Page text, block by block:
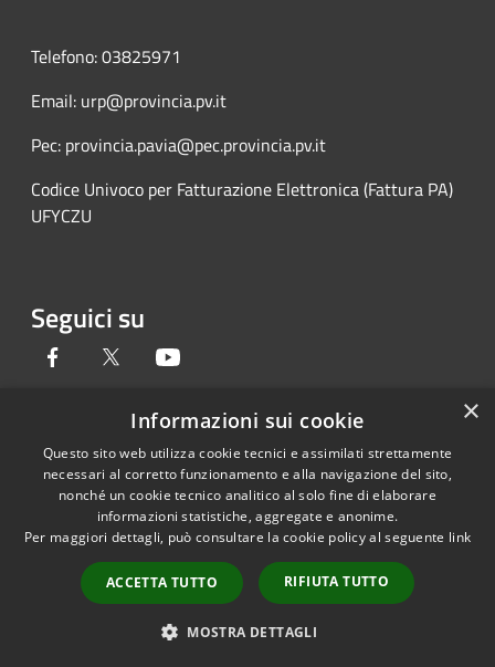
Telefono: 03825971
Email: urp@provincia.pv.it
Pec: provincia.pavia@pec.provincia.pv.it
Codice Univoco per Fatturazione Elettronica (Fattura PA)
UFYCZU
Seguici su
Facebook Twitter
RSS
Accessibilità
Cookie
Mappa del sito
Copyright © 2026 • Provincia di
Pavia • Powered by
Municipium•Accesso
redazione
×
Informazioni sui cookie
Questo sito web utilizza cookie tecnici e assimilati strettamente
necessari al corretto funzionamento e alla navigazione del sito,
nonché un cookie tecnico analitico al solo fine di elaborare
informazioni statistiche, aggregate e anonime.
Per maggiori dettagli, può consultare la cookie policy al seguente link
ACCETTA TUTTO RIFIUTA TUTTO
MOSTRA DETTAGLI